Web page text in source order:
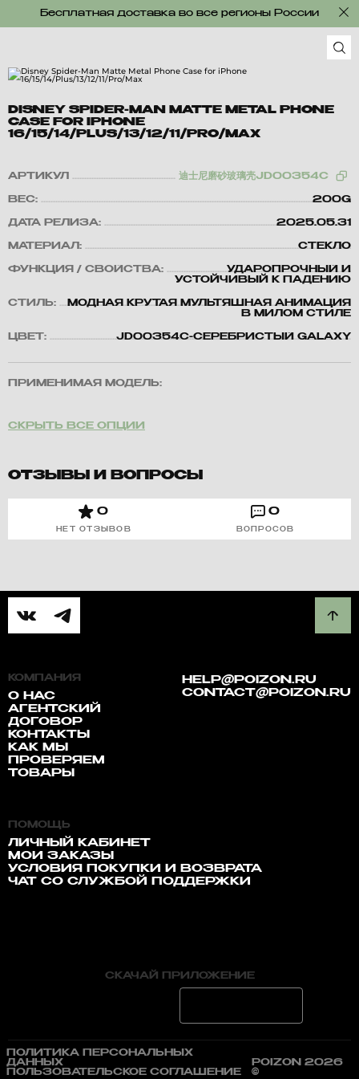
Бесплатная доставка во все регионы России
DISNEY SPIDER-MAN MATTE METAL PHONE
CASE FOR IPHONE
16/15/14/PLUS/13/12/11/PRO/MAX
АРТИКУЛ 迪士尼磨砂玻璃壳JD00354C
ВЕС: 200G
ДАТА РЕЛИЗА: 2025.05.31
МАТЕРИАЛ: СТЕКЛО
ФУНКЦИЯ / СВОЙСТВА:
УДАРОПРОЧНЫЙ И
УСТОЙЧИВЫЙ К ПАДЕНИЮ
СТИЛЬ:
МОДНАЯ КРУТАЯ МУЛЬТЯШНАЯ АНИМАЦИЯ
В МИЛОМ СТИЛЕ
ЦВЕТ: JD00354C-СЕРЕБРИСТЫЙ GALAXY
ПРИМЕНИМАЯ МОДЕЛЬ:
СКРЫТЬ ВСЕ ОПЦИИ
ОТЗЫВЫ И ВОПРОСЫ
0
НЕТ ОТЗЫВОВ
0
ВОПРОСОВ
КОМПАНИЯ
О НАС
АГЕНТСКИЙ
ДОГОВОР
КОНТАКТЫ
КАК МЫ
ПРОВЕРЯЕМ
ТОВАРЫ
HELP@POIZON.RU
CONTACT@POIZON.RU
ПОМОЩЬ
ЛИЧНЫЙ КАБИНЕТ
МОИ ЗАКАЗЫ
УСЛОВИЯ ПОКУПКИ И ВОЗВРАТА
ЧАТ СО СЛУЖБОЙ ПОДДЕРЖКИ
СКАЧАЙ ПРИЛОЖЕНИЕ
ПОЛИТИКА ПЕРСОНАЛЬНЫХ
ДАННЫХ
ПОЛЬЗОВАТЕЛЬСКОЕ СОГЛАШЕНИЕ
POIZON 2026
©